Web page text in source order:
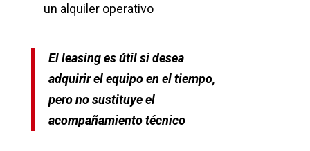
un alquiler operativo
El leasing es útil si desea
adquirir el equipo en el tiempo,
pero no sustituye el
acompañamiento técnico